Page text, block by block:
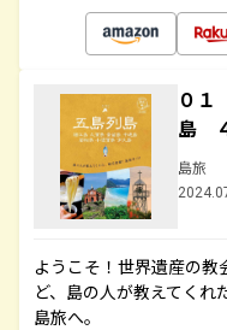
０
島
島旅
ようこそ！世界遺産の
ど、島の人が教えてくれ
島旅へ。